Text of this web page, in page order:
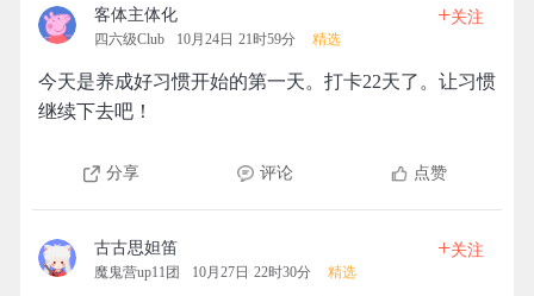
客体主体化
四六级Club 10月24日 21时59分 精选
+关注
今天是养成好习惯开始的第一天。打卡22天了。让习惯
继续下去吧！
分享 评论 点赞
古古思妲笛
魔鬼营up11团 10月27日 22时30分 精选
+关注